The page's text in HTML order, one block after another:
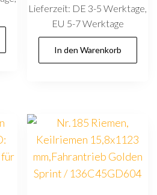
Lieferzeit: DE 3-5 Werktage,
EU 5-7 Werktage
In den Warenkorb